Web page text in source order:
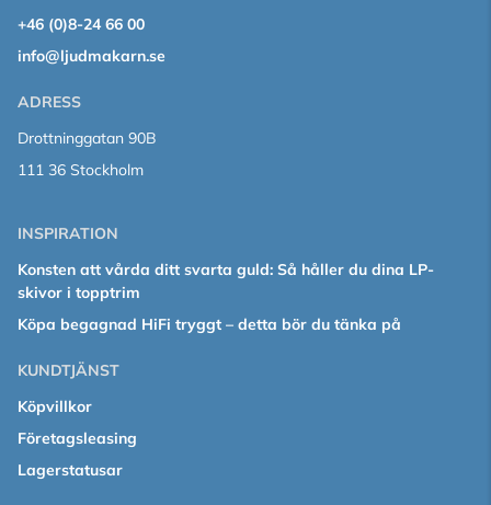
+46 (0)8-24 66 00
info@ljudmakarn.se
ADRESS
Drottninggatan 90B
111 36 Stockholm
INSPIRATION
Konsten att vårda ditt svarta guld: Så håller du dina LP-
skivor i topptrim
Köpa begagnad HiFi tryggt – detta bör du tänka på
KUNDTJÄNST
Köpvillkor
Företagsleasing
Lagerstatusar